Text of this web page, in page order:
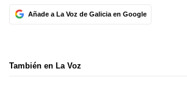
Añade a La Voz de Galicia en Google
También en La Voz